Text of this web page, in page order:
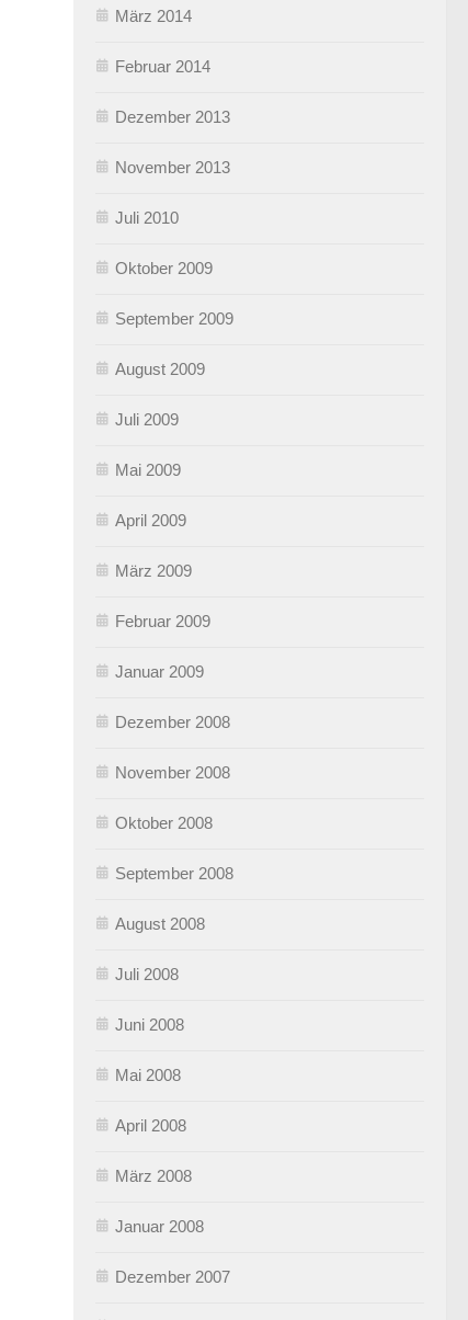
März 2014
Februar 2014
Dezember 2013
November 2013
Juli 2010
Oktober 2009
September 2009
August 2009
Juli 2009
Mai 2009
April 2009
März 2009
Februar 2009
Januar 2009
Dezember 2008
November 2008
Oktober 2008
September 2008
August 2008
Juli 2008
Juni 2008
Mai 2008
April 2008
März 2008
Januar 2008
Dezember 2007